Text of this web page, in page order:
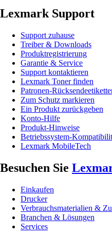
Lexmark Support
Support zuhause
Treiber & Downloads
Produktregistrierung
Garantie & Service
Support kontaktieren
Lexmark Toner finden
Patronen-
Zum Schutz markieren
Ein Produkt zurückgeben
Konto-Hilfe
Produkt-Hinweise
Betriebssystem-
Lexmark MobileTech
Besuchen Sie
Einkaufen
Drucker
Verbrauchsmaterialien &
Branchen & Lösungen
Services